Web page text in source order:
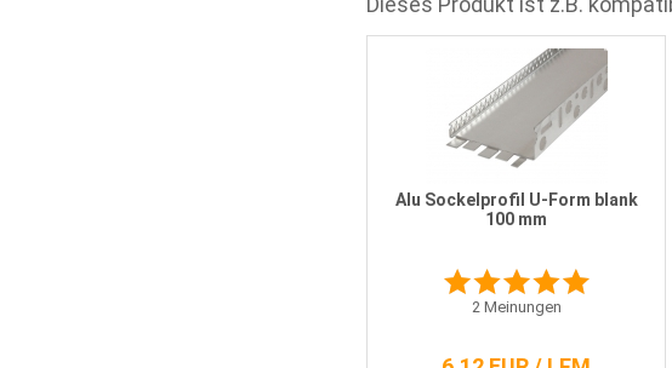
Alu Sockelprofil U-Form blank
100 mm
2 Meinungen